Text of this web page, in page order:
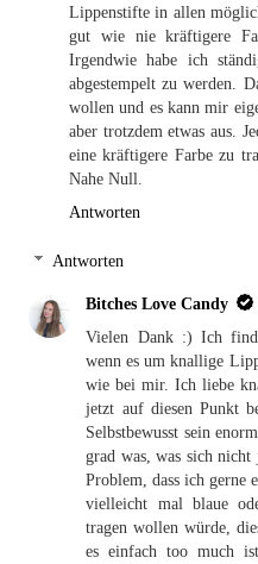
Lippenstifte in allen
gut wie nie kräftigere
Irgendwie habe ich
abgestempelt zu werden.
wollen und es kann mir
aber trotzdem etwas aus.
eine kräftigere Farbe zu
Nahe Null.
Antworten
Antworten
Bitches Love Candy
Vielen Dank :) Ich
wenn es um knallige
wie bei mir. Ich liebe
jetzt auf diesen Punkt
Selbstbewusst sein
grad was, was sich
Problem, dass ich gerne
vielleicht mal blaue
tragen wollen würde,
es einfach too much